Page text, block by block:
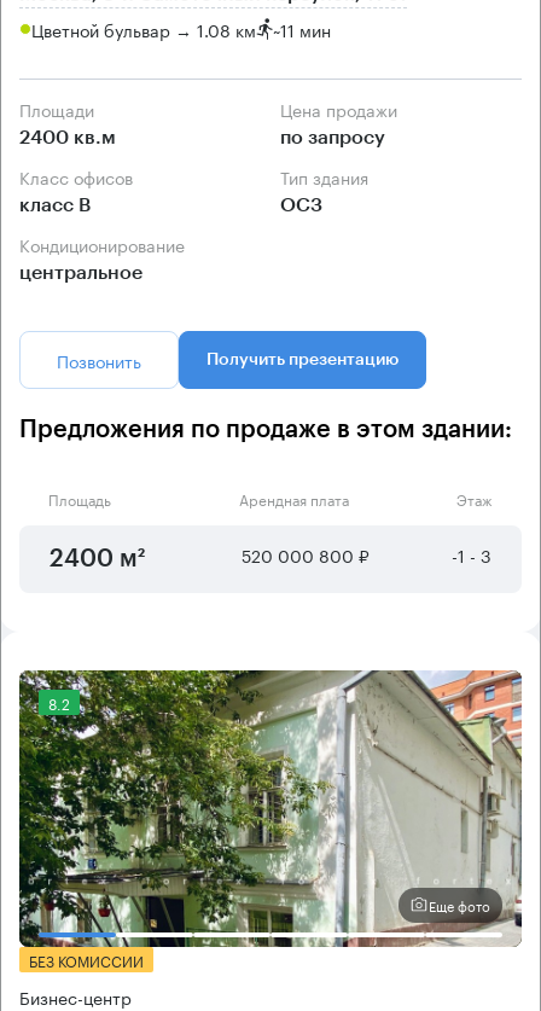
Цветной бульвар → 1.08 км ~11 мин
Площади
2400 кв.м
Цена продажи
по запросу
Класс офисов
класс B
Тип здания
ОСЗ
Кондиционирование
центральное
Позвонить Получить презентацию
Предложения по продаже в этом здании:
Площадь Арендная плата Этаж
2400 м² 520 000 800 ₽ -1 - 3
8.2
Еще фото
БЕЗ КОМИССИИ
Бизнес-центр